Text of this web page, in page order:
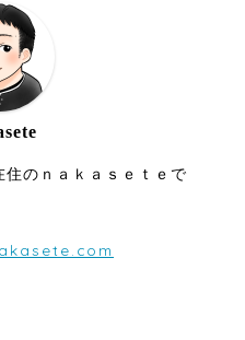
住のｎａｋａｓｅｔｅで